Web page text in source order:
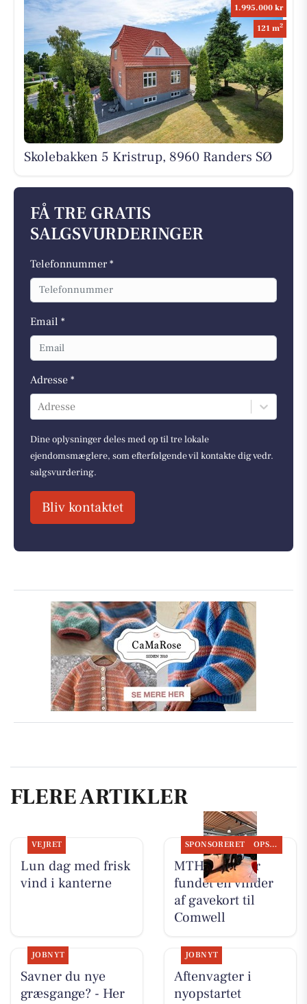
1.995.000 kr
121 m2
Skolebakken 5 Kristrup, 8960 Randers SØ
FÅ TRE GRATIS
SALGSVURDERINGER
Telefonnummer *
Email *
Adresse *
Adresse
Dine oplysninger deles med op til tre lokale
ejendomsmæglere, som efterfølgende vil kontakte dig vedr.
salgsvurdering.
Bliv kontaktet
FLERE ARTIKLER
VEJRET
Lun dag med frisk
vind i kanterne
SPONSORERET OPSLAGSTAVLEN
MTH Biler har
fundet en vinder
af gavekort til
Comwell
JOBNYT
Savner du nye
græsgange? - Her
JOBNYT
Aftenvagter i
nyopstartet